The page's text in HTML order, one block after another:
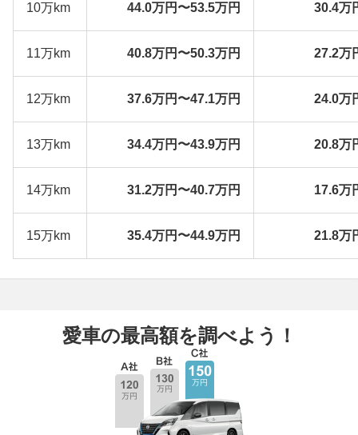
10万km 44.0万円〜53.5万円 30.4万
11万km 40.8万円〜50.3万円 27.2万
12万km 37.6万円〜47.1万円 24.0万
13万km 34.4万円〜43.9万円 20.8万
14万km 31.2万円〜40.7万円 17.6万
15万km 35.4万円〜44.9万円 21.8万
愛車の最高額を調べよう！